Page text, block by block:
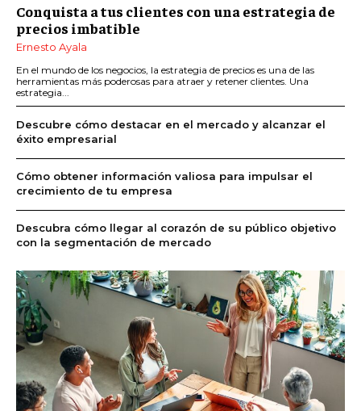
Conquista a tus clientes con una estrategia de
precios imbatible
Ernesto Ayala
En el mundo de los negocios, la estrategia de precios es una de las
herramientas más poderosas para atraer y retener clientes. Una
estrategia...
Descubre cómo destacar en el mercado y alcanzar el
éxito empresarial
Cómo obtener información valiosa para impulsar el
crecimiento de tu empresa
Descubra cómo llegar al corazón de su público objetivo
con la segmentación de mercado